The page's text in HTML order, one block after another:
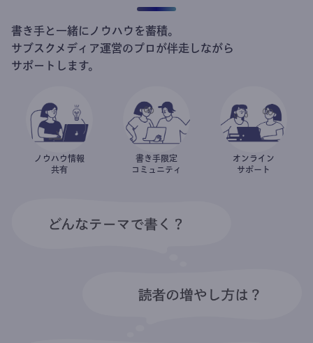
書き手と一緒にノウハウを蓄積。
サブスクメディア運営のプロが伴走しながら
サポートします。
ノウハウ情報
共有
書き手限定
コミュニティ
オンライン
サポート